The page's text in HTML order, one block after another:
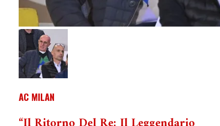
AC MILAN